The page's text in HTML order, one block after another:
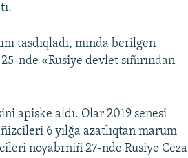
tasdıqladı, mında berilgen
nde «Rusiye devlet sıñırından
apiske aldı. Olar 2019 senesi
6 yılğa azatlıqtan marum
noyabrniñ 27-nde Rusiye Ceza